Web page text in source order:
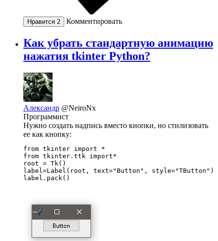
Нравится 2 Комментировать
Как убрать стандартную анимацию
нажатия tkinter Python?
Александр @NeiroNx
Программист
Нужно создать надпись вместо кнопки, но стилизовать
ее как кнопку:
from tkinter import *
from tkinter.ttk import*
root = Tk()
label=Label(root, text="Button", style="TButton")
label.pack()